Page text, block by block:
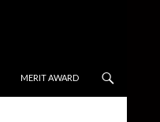
MERIT AWARD